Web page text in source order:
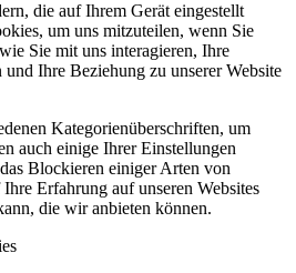
die auf Ihrem Gerät eingestellt
um uns mitzuteilen, wenn Sie
Sie mit uns interagieren, Ihre
Ihre Beziehung zu unserer Website
Kategorienüberschriften, um
auch einige Ihrer Einstellungen
Blockieren einiger Arten von
Erfahrung auf unseren Websites
die wir anbieten können.